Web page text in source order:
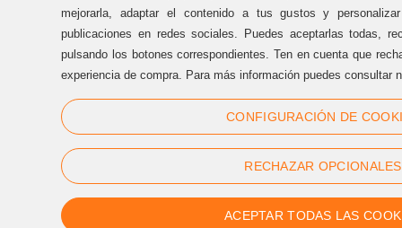
Oficinas Sternalia:
(+34) 93 170 17 97
info@sternalia.com
Lu-Vi de 9:00h a 17:00h
mejorarla, adaptar el contenido a tus gustos y
publicaciones en redes sociales. Puedes aceptarlas todas,
pulsando los botones correspondientes. Ten en cuenta que
experiencia de compra. Para más información puedes consultar
CONFIGURACIÓN DE
RECHAZAR OPCIONALES
ACEPTAR TODAS LAS